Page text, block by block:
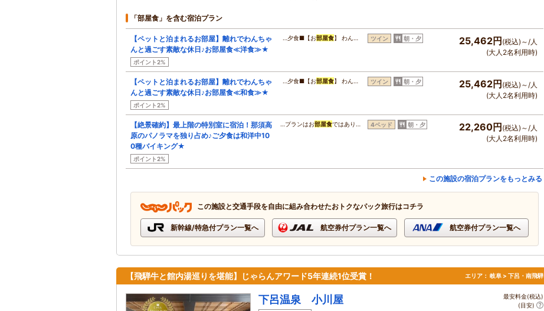
「部屋食」を含む宿泊プラン
【ペットと泊まれるお部屋】離れでわんちゃ
んと過ごす素敵な休日♪お部屋食≪洋食≫★
ポイント2%
…夕食■【お部屋食】 わん… ツイン 朝・夕 25,462円 (税込)～/人
(大人2名利用時)
【ペットと泊まれるお部屋】離れでわんちゃ
んと過ごす素敵な休日♪お部屋食≪和食≫★
ポイント2%
…夕食■【お部屋食】 わん… ツイン 朝・夕 25,462円 (税込)～/人
(大人2名利用時)
【絶景確約】最上階の特別室に宿泊！那須高
原のパノラマを独り占め♪ご夕食は和洋中10
0種バイキング★
ポイント2%
…プランはお部屋食ではあり… 4ベッド 朝・夕 22,260円 (税込)～/人
(大人2名利用時)
この施設の宿泊プランをもっとみる
この施設と交通手段を自由に組み合わせたおトクなパック旅行はコチラ
新幹線/特急付プラン一覧へ 航空券付プラン一覧へ 航空券付プラン一覧へ
【飛騨牛と館内湯巡りを堪能】じゃらんアワード5年連続1位受賞！ エリア： 岐阜 > 下呂・南飛騨
下呂温泉 小川屋
最安料金(税込)
(目安)